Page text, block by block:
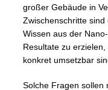
großer Gebäude in
Zwischenschritte
Wissen aus der
Resultate zu
konkret umsetzbar
Solche Fragen sollen